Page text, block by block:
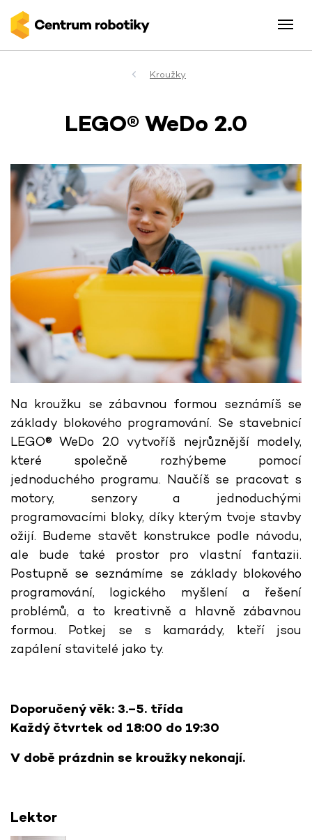
Kroužky
LEGO® WeDo 2.0
Na kroužku se zábavnou formou seznámíš se
základy blokového programování. Se stavebnicí
LEGO® WeDo 2.0 vytvoříš nejrůznější modely,
které společně rozhýbeme pomocí
jednoduchého programu. Naučíš se pracovat s
motory, senzory a jednoduchými
programovacími bloky, díky kterým tvoje stavby
ožijí. Budeme stavět konstrukce podle návodu,
ale bude také prostor pro vlastní fantazii.
Postupně se seznámíme se základy blokového
programování, logického myšlení a řešení
problémů, a to kreativně a hlavně zábavnou
formou. Potkej se s kamarády, kteří jsou
zapálení stavitelé jako ty.
Doporučený věk: 3.–5. třída
Každý čtvrtek od 18:00 do 19:30
V době prázdnin se kroužky nekonají.
Lektor